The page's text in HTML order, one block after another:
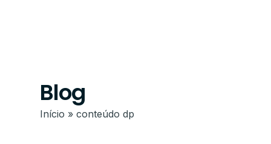
Blog
Início » conteúdo dp